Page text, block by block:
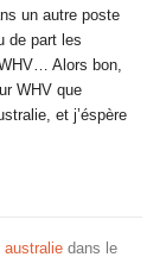
un autre poste
de part les
Alors bon,
WHV que
et j’éspère
australie dans le